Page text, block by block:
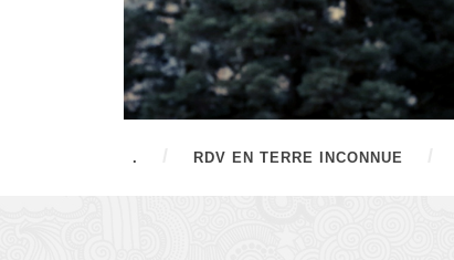
. RDV EN TERRE INCONNUE